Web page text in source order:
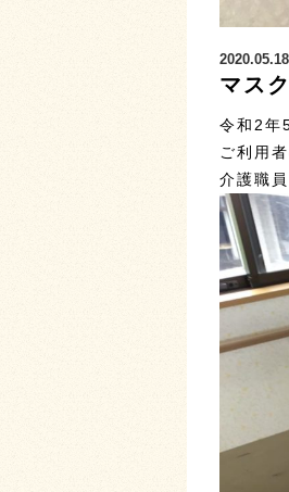
2020.05.18
マス
令和2
ご利用
介護職